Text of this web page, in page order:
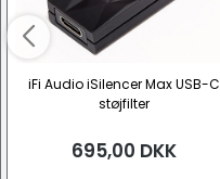
iFi Audio iSilencer Max USB-C
støjfilter
695,00 DKK